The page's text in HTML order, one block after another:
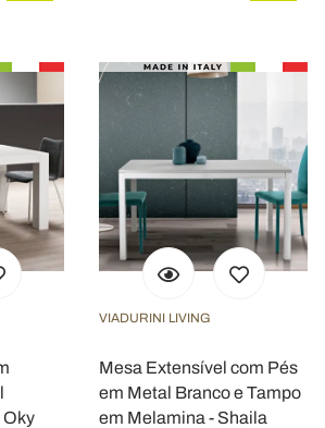
Oky
VIADURINI LIVING
Mesa Extensível com Pés
em Metal Branco e Tampo
em Melamina - Shaila